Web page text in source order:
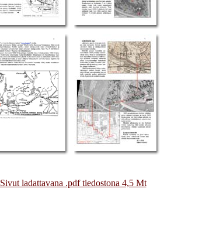
Sivut ladattavana .pdf tiedostona 4,5 Mt